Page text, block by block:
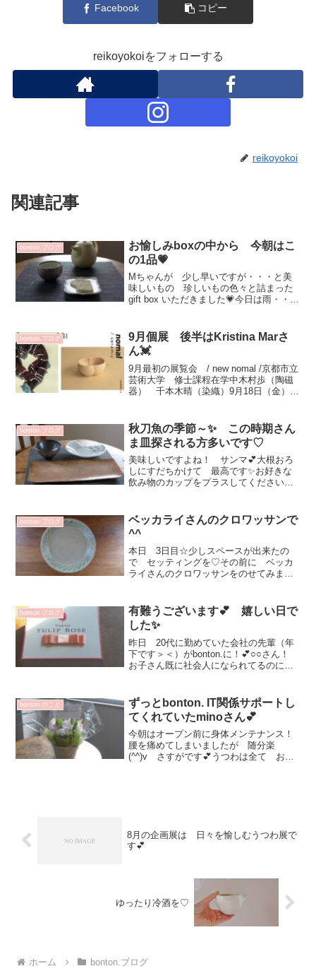
Facebook コピー
reikoyokoiをフォローする
reikoyokoi
関連記事
bonton.ブログ
お愉しみboxの中から 今朝はこ
の1品💗
Mちゃんが 少し早いですが・・・と美
味しいもの 珍しいもの色々と詰まった
gift box いただきました💗今日は雨・・・
美味しい！💕いつも 美味しいものあり
がとう💗皆さん...
bonton.ブログ
9月個展 後半はKristina Marさ
ん💓
9月最初の展覧会 / new nomal /京都市立
芸術大学 修士課程在学中木村歩（陶磁
器） 千本木晴（染織）9月18日（金）～
店されています新しい生活の...
bonton.ブログ
秋刀魚の季節～✨ この時期さん
ま皿探される方多いです♡
美味しいですよね！ サンマ💕大根おろ
しにすだちかけて 最高です✨お好きな
飲み物のカップをプラスしてください～
みいただけます✨矢尾板克則 長皿 7A
13200円増渕篤...
bonton.ブログ
ベッカライさんのクロワッサンで
^^
本日 3日目☆少しスペースが出来たの
で セッティングを♡その前に ベッカ
ライさんのクロワッサンをのせてみまし
レー（練錫）14040円18㎝ 土器皿
（鼠） ...
bonton.ブログ
有難うございます💕 嬉しい日で
した✨
昨日 20代に勤めていた会社の先輩（年
下です＞＜）がbonton.に！💕○○さん！
お子さん既に社会人になられてるのに旧
んでくださって 感謝です✨中途採用で
の入社で 私...
bonton.のこと
ずっとbonton. IT関係サポートし
てくれていたminoさん💕
今朝はオープン前に身体メンテナンス！
腰を痛めてしまいましたが 随分楽
(^^)v さすがです💕うつわは全て お客
8月の企画展は 日々を愉しむうつわ展で
す💕
ゆったり冷酒を♡
ホーム bonton.ブログ